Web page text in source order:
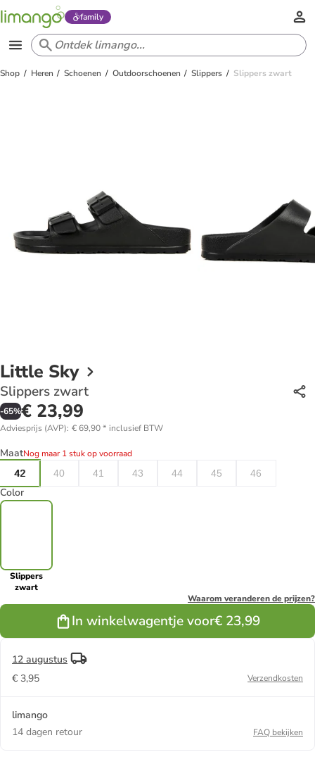
family
Shop Heren Schoenen Outdoorschoenen Slippers Slippers zwart
Little Sky
Slippers zwart
-65%€ 23,99
Adviesprijs (AVP): € 69,90* inclusief BTW
MaatNog maar 1 stuk op voorraad
42
40 41 43 44 45 46
Color
Slippers
zwart
Waarom veranderen de prijzen?
In winkelwagentje voor€ 23,99
12 augustus
€ 3,95
Verzendkosten
limango
14 dagen retour
FAQ bekijken